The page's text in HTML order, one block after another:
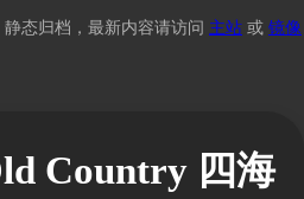
态归档，最新内容请访问 主站 或 镜像
Country 四海